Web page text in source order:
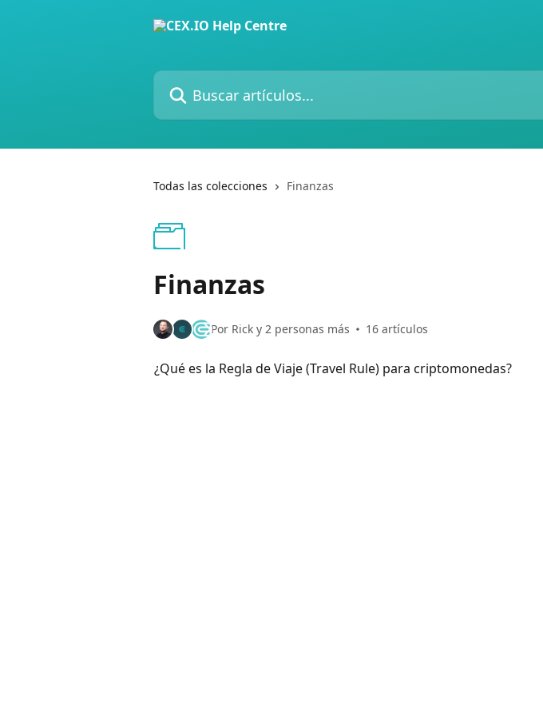
Buscar artículos...
Todas las colecciones Finanzas
Finanzas
Por Rick y 2 personas más 16 artículos
¿Qué es la Regla de Viaje (Travel Rule) para criptomonedas?